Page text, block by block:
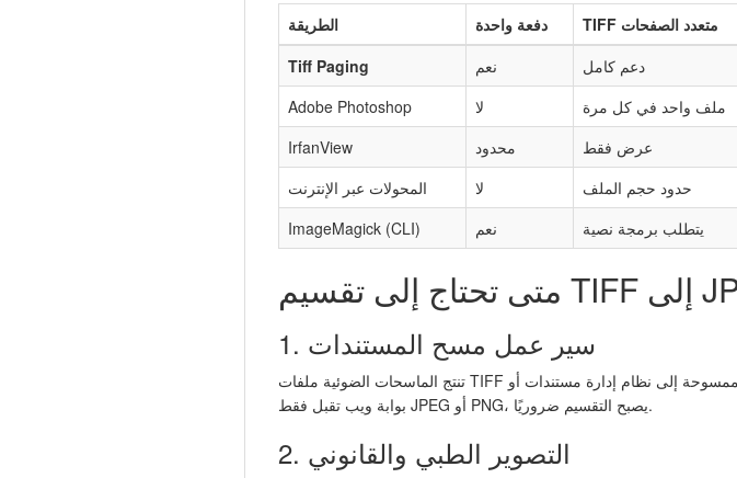
الطريقة دفعة واحدة TIFF متعدد الصفحات
Tiff Paging
نعم دعم كامل
Adobe Photoshop
لا ملف واحد في كل مرة
IrfanView
محدود عرض فقط
المحولات عبر الإنترنت
لا حدود حجم الملف
ImageMagick (CLI)
نعم يتطلب برمجة نصية
1. سير عمل مسح المستندات
تنتج الماسحات الضوئية ملفات TIFF متعددة الصفحات بشكل افتراضي. عندما يجب رفع الصفحات الممسوحة إلى نظام إدارة مستندات أو CRM أو
بوابة ويب تقبل فقط JPEG أو PNG، يصبح التقسيم ضروريًا.
2. التصوير الطبي والقانوني